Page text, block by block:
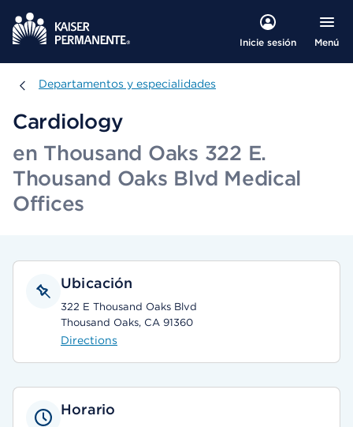
Inicie sesión Menú
Departamentos y especialidades
Departamentos y especialidades
Cardiology
en Thousand Oaks 322 E.
Thousand Oaks Blvd Medical
Offices
Ubicación
322 E Thousand Oaks Blvd
Thousand Oaks, CA 91360
Directions
Horario